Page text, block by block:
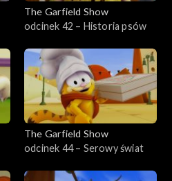
The Garfield Show
odcinek 42 – Historia psów
The Garfield Show
odcinek 44 – Serowy świat